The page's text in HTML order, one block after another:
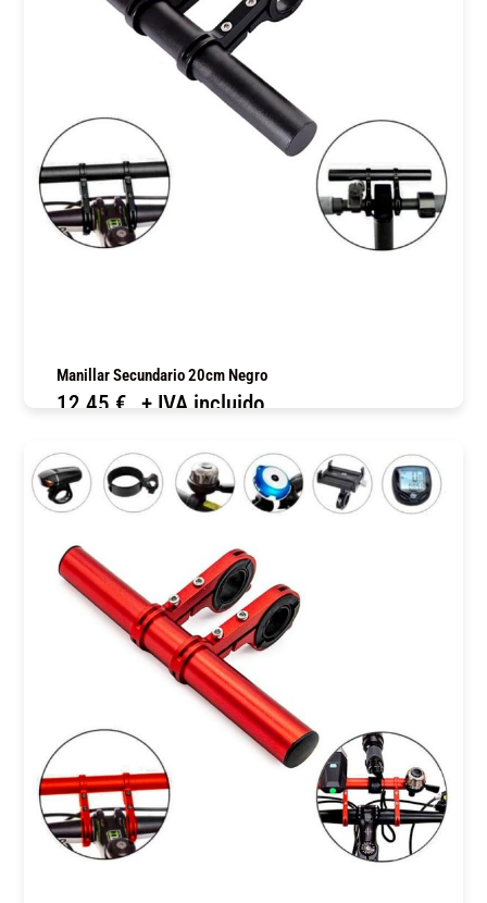
Manillar Secundario 20cm Negro
12,45 € + IVA incluido